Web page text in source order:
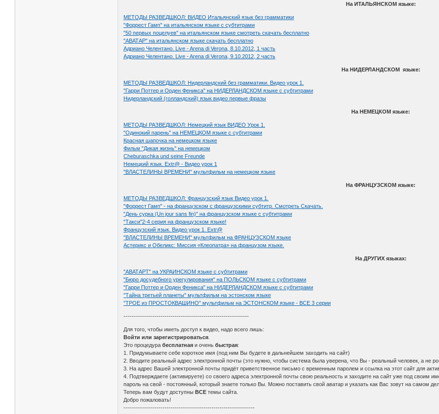
На ИТАЛЬЯНСКОМ языке:
МЕТОДЫ РАЗВЕДШКОЛ: ВИДЕО Итальянский язык без грамматики
"Форрест Гамп" на итальянском языке с субтитрами
"50 первых поцелуев" на итальянском языке смотреть скачать бесплатно
"АВАТАР" на итальянском языке скачать бесплатно
Адриано Челентано. Live - Arena di Verona, 8.10.2012, 1 часть
Адриано Челентано. Live - Arena di Verona, 9.10.2012, 2 часть
На НИДЕРЛАНДСКОМ языке:
МЕТОДЫ РАЗВЕДШКОЛ: Нидерландский без грамматики. Видео урок 1.
"Гарри Поттер и Орден Феникса" на НИДЕРЛАНДСКОМ языке с субтитрами
Нидерландский (голландский) язык видео первые фразы
На НЕМЕЦКОМ языке:
МЕТОДЫ РАЗВЕДШКОЛ: Немецкий язык ВИДЕО Урок 1.
"Одинокий парень" на НЕМЕЦКОМ языке с субтитрами
Красная шапочка на немецком языке
Фильм "Дикая жизнь" на немецком
Cheburaschka und seine Freunde
Немецкий язык. Extr@ - Видео урок 1
"ВЛАСТЕЛИНЫ ВРЕМЕНИ" мультфильм на немецком языке
На ФРАНЦУЗСКОМ языке:
МЕТОДЫ РАЗВЕДШКОЛ: Французский язык Видео урок 1.
"Форрест Гамп" - на французском с французскими субтитр. Смотреть Скачать.
"День сурка (Un jour sans fin)" на французском языке с субтитрами
"Такси"2-4 серия на французском языке!
Французский язык. Видео урок 1. Extr@
"ВЛАСТЕЛИНЫ ВРЕМЕНИ" мультфильм на ФРАНЦУЗСКОМ языке
Астерикс и Обеликс: Миссия «Клеопатра» на французом языке.
На ДРУГИХ языках:
"АВАТАРТ" на УКРАИНСКОМ языке с субтитрами
"Бюро досудебного урегулирования" на ПОЛЬСКОМ языке с субтитрами
"Гарри Поттер и Орден Феникса" на НИДЕРЛАНДСКОМ языке с субтитрами
"Тайна третьей планеты" мультфильм на эстонском языке
"ТРОЕ из ПРОСТОКВАШИНО" мультфильм на ЭСТОНСКОМ языке - ВСЕ 3 серии
----------------------------------------------------------------
Для того, чтобы иметь доступ к видео, надо всего лишь:
Войти или зарегистрироваться
Это процедурабесплатная и оченьбыстрая:
1. Придумываете себе короткое имя (под ним Вы будете в дальнейшем заходить на сайт)
2. Вводите реальный адрес электронной почты (это нужно, чтобы система была уверена, что Вы - реальный человек, а не
3. На адрес Вашей электронной почты придёт приветственное письмо с временным паролем и ссылка на этот сайт для
4. Подтверждаете (активируете) со своего адреса электронной почты свою реальность и заходите на сайт уже под
пароль на свой - постоянный, который знаете только Вы. Можно поставить свой аватар и указать как Вас зовут на самом
Теперь вам будут доступныВСЕ темы сайта.
Добро пожаловать!
-------------------------------------------------------------------